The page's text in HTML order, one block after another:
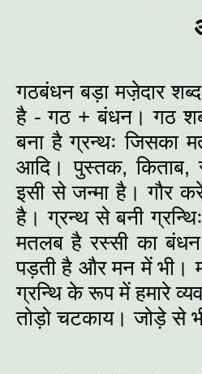
गठबंधन बड़ा मजे़दार
है - गठ + बंधन। गठ
बना है ग्रन्थः जिसका
आदि। पुस्तक, किताब,
इसी से जन्मा है। गौर
है। ग्रन्थ से बनी
मतलब है रस्सी का
पड़ती है और मन में भी।
ग्रन्थि के रूप में हमारे
तोड़ो चटकाय। जोड़े से